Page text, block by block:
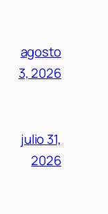
agosto
3, 2026
julio 31,
2026